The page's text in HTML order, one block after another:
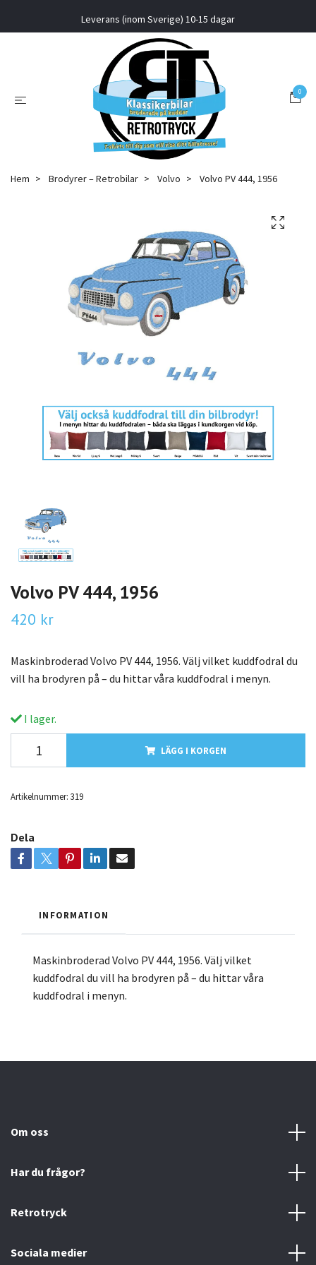
Leverans (inom Sverige) 10-15 dagar
0
Hem Brodyrer – Retrobilar Volvo Volvo PV 444, 1956
Volvo PV 444, 1956
420 kr
Maskinbroderad Volvo PV 444, 1956. Välj vilket kuddfodral du
vill ha brodyren på – du hittar våra kuddfodral i menyn.
I lager.
LÄGG I KORGEN
Artikelnummer: 319
Dela
INFORMATION
Maskinbroderad Volvo PV 444, 1956. Välj vilket
kuddfodral du vill ha brodyren på – du hittar våra
kuddfodral i menyn.
Om oss
Har du frågor?
Retrotryck
Sociala medier